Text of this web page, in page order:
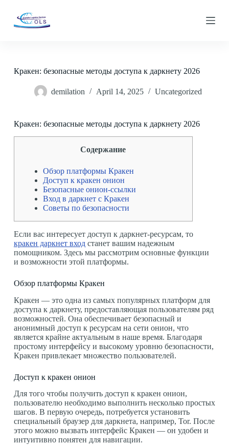
oКракен: безопасные методы доступа к даркнету 2026
demilation April 14, 2025 Uncategorized
Кракен: безопасные методы доступа к даркнету 2026
Содержание
Обзор платформы Кракен
Доступ к кракен онион
Безопасные онион-ссылки
Вход в даркнет с Кракен
Советы по безопасности
Если вас интересует доступ к даркнет-ресурсам, то
кракен даркнет входстанет вашим надежным
помощником. Здесь мы рассмотрим основные функции
и возможности этой платформы.
Обзор платформы Кракен
Кракен — это одна из самых популярных платформ для
доступа к даркнету, предоставляющая пользователям ряд
возможностей. Она обеспечивает безопасный и
анонимный доступ к ресурсам на сети онион, что
является крайне актуальным в наше время. Благодаря
простому интерфейсу и высокому уровню безопасности,
Кракен привлекает множество пользователей.
Доступ к кракен онион
Для того чтобы получить доступ к кракен онион,
пользователю необходимо выполнить несколько простых
шагов. В первую очередь, потребуется установить
специальный браузер для даркнета, например, Tor. После
этого можно вызвать интерфейс Кракен — он удобен и
интуитивно понятен для навигации.